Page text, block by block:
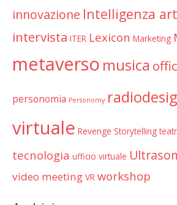
innovazione Intelligenza
intervista ITER Lexicon Marketing
metaverso musica
personomia Personomy
virtuale Revenge Storytelling
tecnologia ufficio virtuale
video meeting VR workshop